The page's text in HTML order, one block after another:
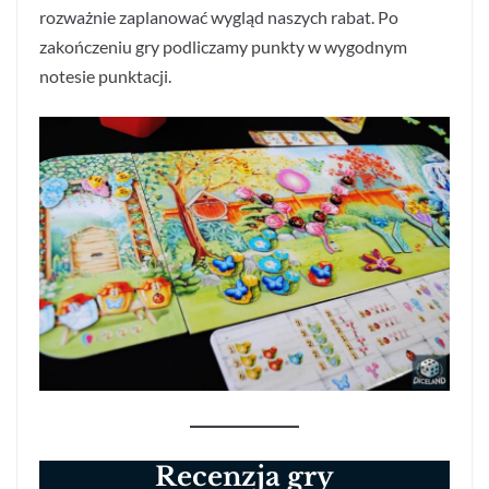
rozważnie zaplanować wygląd naszych rabat. Po
zakończeniu gry podliczamy punkty w wygodnym
notesie punktacji.
Recenzja gry